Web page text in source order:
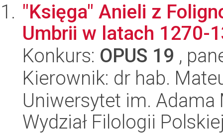
"Księga" Anieli z
Umbrii w latach 1270-
Konkurs: OPUS 19 ,
Kierownik: dr hab.
Uniwersytet im.
Wydział Filologii